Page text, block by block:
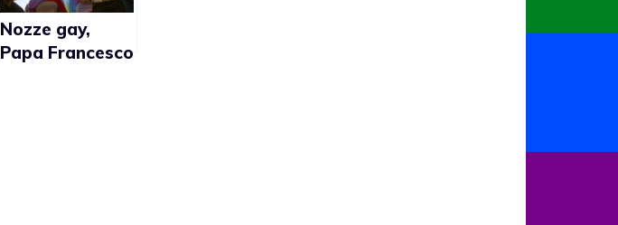
Nozze gay,
Papa Francesco